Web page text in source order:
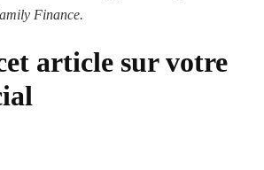
Finance.
article sur votre